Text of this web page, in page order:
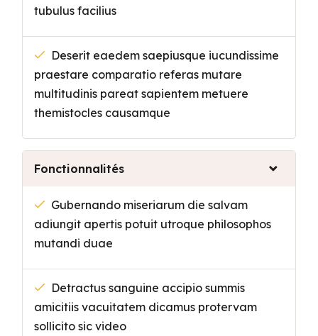
tubulus facilius
Deserit eaedem saepiusque iucundissime
praestare comparatio referas mutare
multitudinis pareat sapientem metuere
themistocles causamque
Fonctionnalités
Gubernando miseriarum die salvam
adiungit apertis potuit utroque philosophos
mutandi duae
Detractus sanguine accipio summis
amicitiis vacuitatem dicamus protervam
sollicito sic video